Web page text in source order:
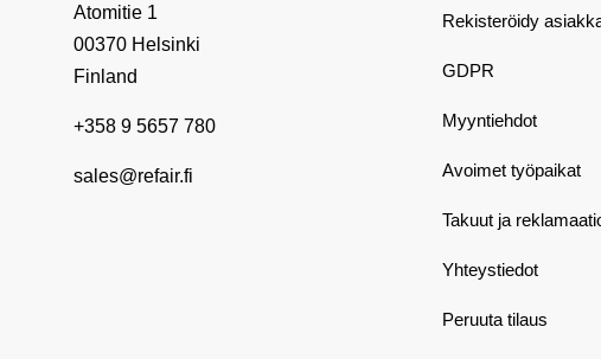
Atomitie 1
00370 Helsinki
Finland
+358 9 5657 780
sales@refair.fi
Rekisteröidy
GDPR
Myyntiehdot
Avoimet työpaikat
Takuut ja
Yhteystiedot
Peruuta tilaus